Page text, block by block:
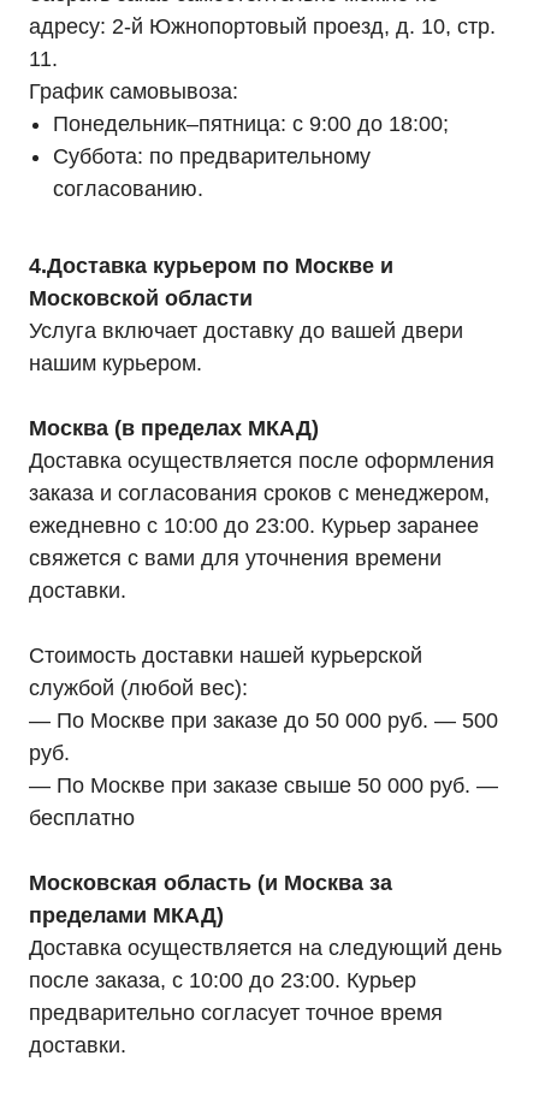
адресу: 2-й Южнопортовый проезд, д. 10, стр.
11.
График самовывоза:
Понедельник–пятница: с 9:00 до 18:00;
Суббота: по предварительному
согласованию.
4.Доставка курьером по Москве и
Московской области
Услуга включает доставку до вашей двери
нашим курьером.
Москва (в пределах МКАД)
Доставка осуществляется после оформления
заказа и согласования сроков с менеджером,
ежедневно с 10:00 до 23:00. Курьер заранее
свяжется с вами для уточнения времени
доставки.
Стоимость доставки нашей курьерской
службой (любой вес):
— По Москве при заказе до 50 000 руб. — 500
руб.
— По Москве при заказе свыше 50 000 руб. —
бесплатно
Московская область (и Москва за
пределами МКАД)
Доставка осуществляется на следующий день
после заказа, с 10:00 до 23:00. Курьер
предварительно согласует точное время
доставки.